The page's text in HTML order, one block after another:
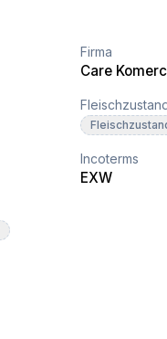
Firma
Care Komerc
Incoterms
EXW